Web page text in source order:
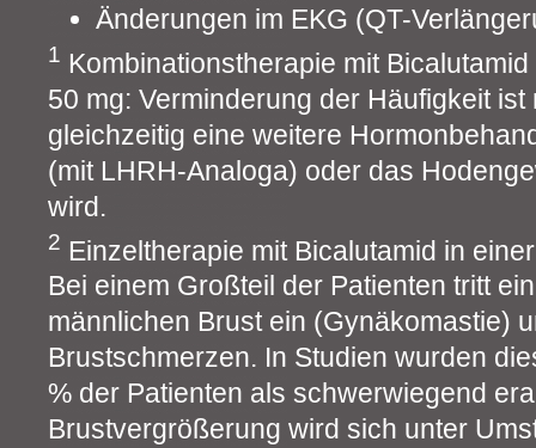
Änderungen im EKG (QT-
1 Kombinationstherapie mit
50 mg: Verminderung der Häufigkeit ist
gleichzeitig eine weitere
(mit LHRH-Analoga) oder das
wird.
2 Einzeltherapie mit Bicalutamid in
Bei einem Großteil der Patienten tritt
männlichen Brust ein (Gynäkomastie)
Brustschmerzen. In Studien wurden
% der Patienten als schwerwiegend
Brustvergrößerung wird sich unter